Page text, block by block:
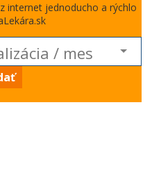
internet jednoducho a rýchlo